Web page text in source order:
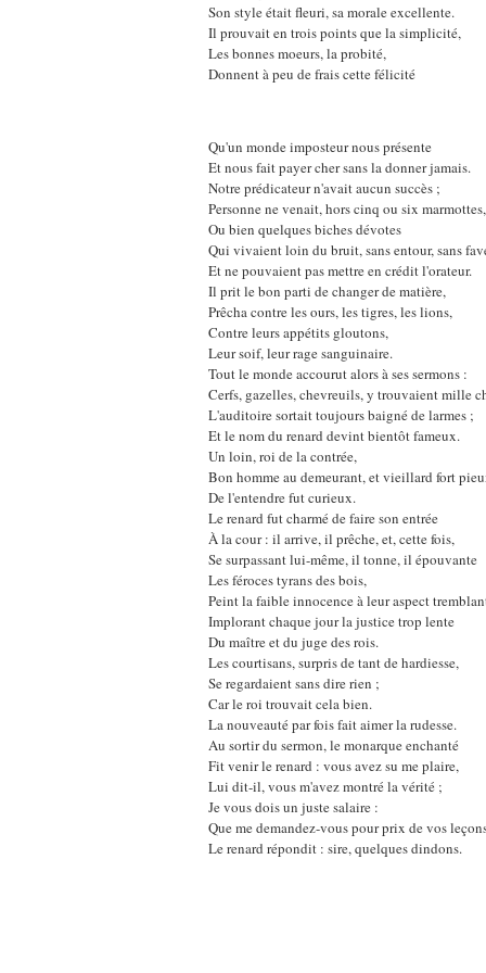
Son style était fleuri, sa morale excellente.
Il prouvait en trois points que la simplicité,
Les bonnes moeurs, la probité,
Donnent à peu de frais cette félicité
Qu'un monde imposteur nous présente
Et nous fait payer cher sans la donner jamais.
Notre prédicateur n'avait aucun succès ;
Personne ne venait, hors cinq ou six marmottes,
Ou bien quelques biches dévotes
Qui vivaient loin du bruit, sans entour, sans
Et ne pouvaient pas mettre en crédit l'orateur.
Il prit le bon parti de changer de matière,
Prêcha contre les ours, les tigres, les lions,
Contre leurs appétits gloutons,
Leur soif, leur rage sanguinaire.
Tout le monde accourut alors à ses sermons :
Cerfs, gazelles, chevreuils, y trouvaient mille
L'auditoire sortait toujours baigné de larmes ;
Et le nom du renard devint bientôt fameux.
Un loin, roi de la contrée,
Bon homme au demeurant, et vieillard fort
De l'entendre fut curieux.
Le renard fut charmé de faire son entrée
À la cour : il arrive, il prêche, et, cette fois,
Se surpassant lui-même, il tonne, il épouvante
Les féroces tyrans des bois,
Peint la faible innocence à leur aspect
Implorant chaque jour la justice trop lente
Du maître et du juge des rois.
Les courtisans, surpris de tant de hardiesse,
Se regardaient sans dire rien ;
Car le roi trouvait cela bien.
La nouveauté par fois fait aimer la rudesse.
Au sortir du sermon, le monarque enchanté
Fit venir le renard : vous avez su me plaire,
Lui dit-il, vous m'avez montré la vérité ;
Je vous dois un juste salaire :
Que me demandez-vous pour prix de vos
Le renard répondit : sire, quelques dindons.